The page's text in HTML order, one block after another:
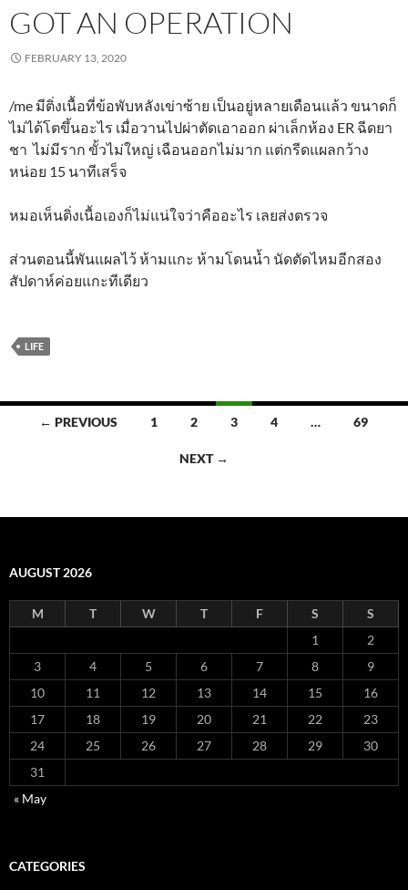
GOT AN OPERATION
FEBRUARY 13, 2020
/me มีติ่งเนื้อที่ข้อพับหลังเข่าซ้าย เป็นอยู่หลายเดือนแล้ว ขนาดก็
ไม่ได้โตขึ้นอะไร เมื่อวานไปผ่าตัดเอาออก ผ่าเล็กห้อง ER ฉีดยา
ชา ไม่มีราก ขั้วไม่ใหญ่ เฉือนออกไม่มาก แต่กรีดแผลกว้าง
หน่อย 15 นาทีเสร็จ
หมอเห็นติ่งเนื้อเองก็ไม่แน่ใจว่าคืออะไร เลยส่งตรวจ
ส่วนตอนนี้พันแผลไว้ ห้ามแกะ ห้ามโดนน้ำ นัดตัดไหมอีกสอง
สัปดาห์ค่อยแกะทีเดียว
LIFE
Posts← PREVIOUS 1 2 3 4 … 69
NEXT →
AUGUST 2026
M T W T F S
S
1
2
3
4 5 6 7 8
9
10
11 12 13 14 15
16
17
18 19 20 21 22
23
24
25 26 27 28 29
30
31
« May
CATEGORIES